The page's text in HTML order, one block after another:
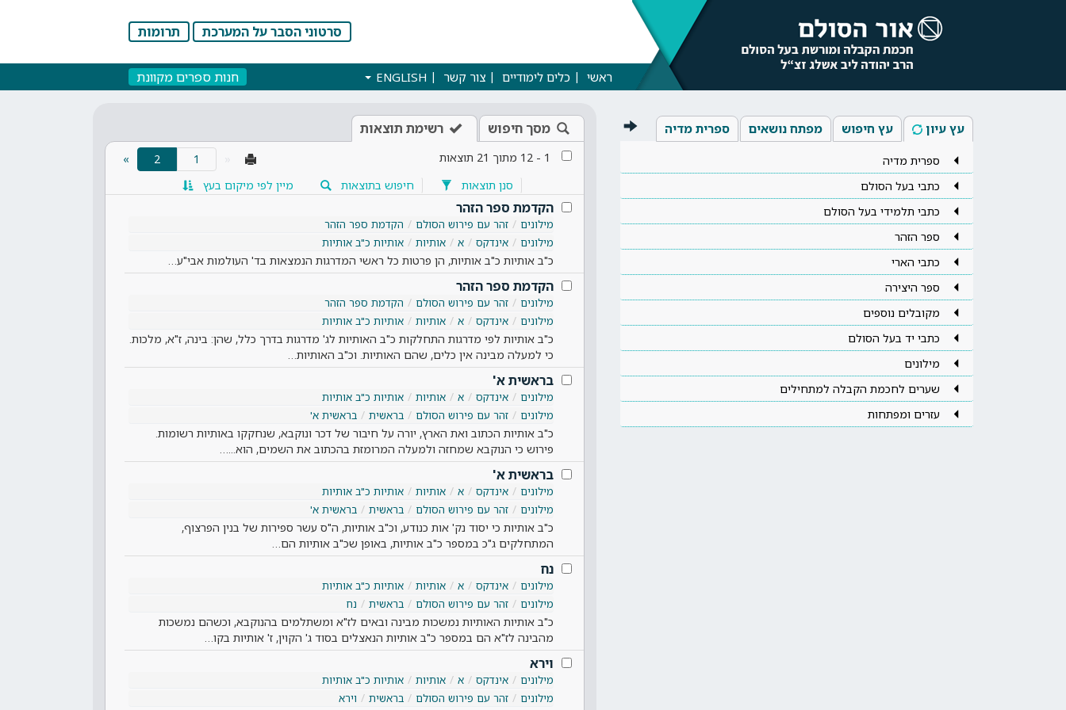
סרטוני הסבר על המערכת תרומות
ראשי כלים לימודיים צור קשר ENGLISH חנות ספרים מקוונת
עץ עיון עץ חיפוש מפתח נושאים ספרית מדיה
ספרית מדיה
כתבי בעל הסולם
כתבי תלמידי בעל הסולם
ספר הזהר
כתבי הארי
ספר היצירה
מקובלים נוספים
כתבי יד בעל הסולם
מילונים
שערים לחכמת הקבלה למתחילים
עזרים ומפתחות
מסך חיפוש רשימת תוצאות
1
-
12 מתוך 21 תוצאות 2
»
סנן תוצאות
חיפוש בתוצאות מיין לפי מיקום בעץ
הקדמת ספר הזהר
מילונים זהר עם פירוש הסולם
הקדמת ספר הזהר
מילונים
אינדקס א אותיות אותיות כ"ב אותיות
כ"ב אותיות כ"ב אותיות, הן פרטות כל ראשי המדרגות הנמצאות בד' העולמות אבי"ע…
הקדמת ספר הזהר
מילונים זהר עם פירוש הסולם
הקדמת ספר הזהר
מילונים
אינדקס א אותיות אותיות כ"ב אותיות
כ"ב אותיות לפי מדרגות התחלקות כ"ב האותיות לג' מדרגות בדרך כלל, שהן: בינה, ז"א, מלכות.
כי למעלה מבינה אין כלים, שהם האותיות. וכ"ב האותיות…
בראשית א'
מילונים אינדקס א אותיות
אותיות כ"ב אותיות
מילונים
זהר עם פירוש הסולם בראשית בראשית א'
כ"ב אותיות הכתוב ואת הארץ, יורה על חיבור של דכר ונוקבא, שנחקקו באותיות רשומות.
פירוש כי הנוקבא שמחזה ולמעלה המרומזת בהכתוב את השמים, הוא...…
בראשית א'
מילונים אינדקס א אותיות
אותיות כ"ב אותיות
מילונים
זהר עם פירוש הסולם בראשית בראשית א'
כ"ב אותיות כי יסוד נק' אות כנודע, וכ"ב אותיות, ה"ס עשר ספירות של בנין הפרצוף,
המתחלקים ג"כ במספר כ"ב אותיות, באופן שכ"ב אותיות הם…
נח
מילונים אינדקס א אותיות
אותיות כ"ב אותיות
מילונים
זהר עם פירוש הסולם בראשית נח
כ"ב אותיות האותיות נמשכות מבינה ובאים לז"א ומשתלמים בהנוקבא, וכשהם נמשכות
מהבינה לז"א הם במספר כ"ב אותיות הנאצלים בסוד ג' הקוין, ז' אותיות בקו…
וירא
מילונים אינדקס א אותיות
אותיות כ"ב אותיות
מילונים
זהר עם פירוש הסולם בראשית וירא